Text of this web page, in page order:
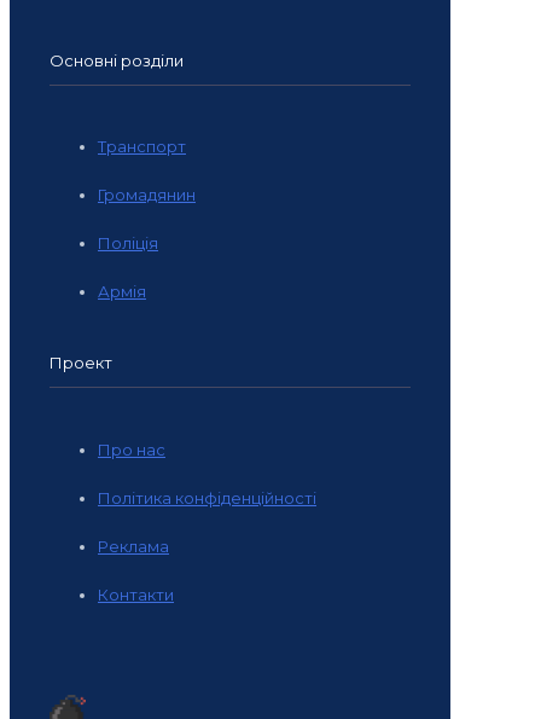
Основні розділи
Транспорт
Громадянин
Поліція
Армія
Проект
Про нас
Політика конфіденційності
Реклама
Контакти